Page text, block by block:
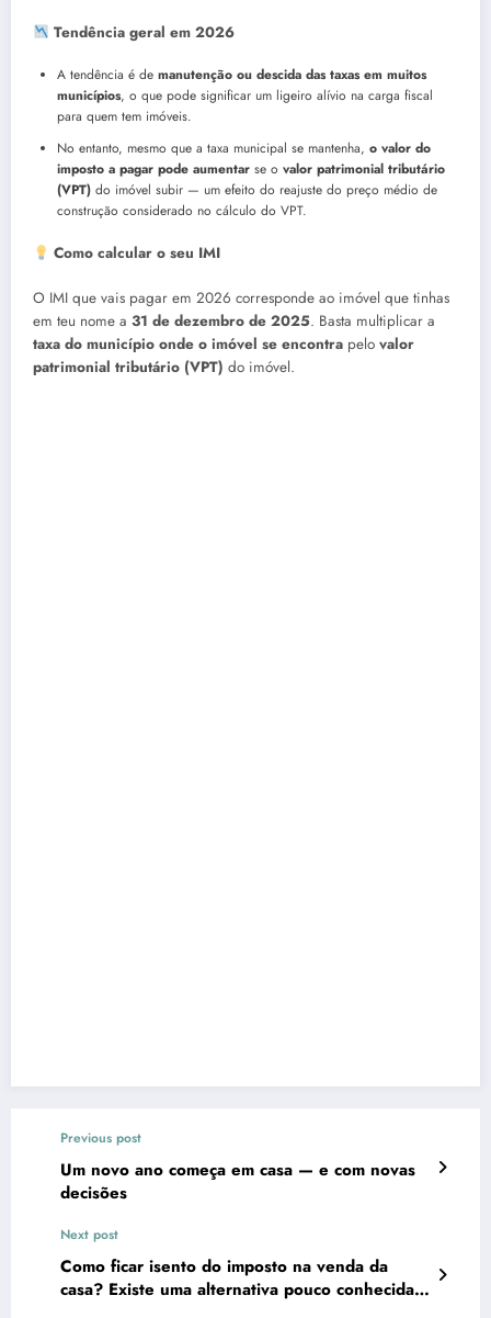
Tendência geral em 2026
A tendência é de manutenção ou descida das taxas em muitos
municípios, o que pode significar um ligeiro alívio na carga fiscal
para quem tem imóveis.
No entanto, mesmo que a taxa municipal se mantenha, o valor do
imposto a pagar pode aumentar se o valor patrimonial tributário
(VPT) do imóvel subir — um efeito do reajuste do preço médio de
construção considerado no cálculo do VPT.
Como calcular o seu IMI
O IMI que vais pagar em 2026 corresponde ao imóvel que tinhas
em teu nome a 31 de dezembro de 2025. Basta multiplicar a
taxa do município onde o imóvel se encontra pelo valor
patrimonial tributário (VPT) do imóvel.
Previous post
Um novo ano começa em casa — e com novas
decisões
Next post
Como ficar isento do imposto na venda da
casa? Existe uma alternativa pouco conhecida